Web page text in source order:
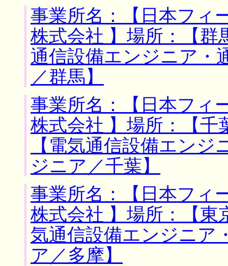
事業所名：【日本フ
株式会社 】場所：【群
通信設備エンジニア・
／群馬】
事業所名：【日本フ
株式会社 】場所：【千
【電気通信設備エン
ジニア／千葉】
事業所名：【日本フ
株式会社 】場所：【東
気通信設備エンジニア
ア／多摩】